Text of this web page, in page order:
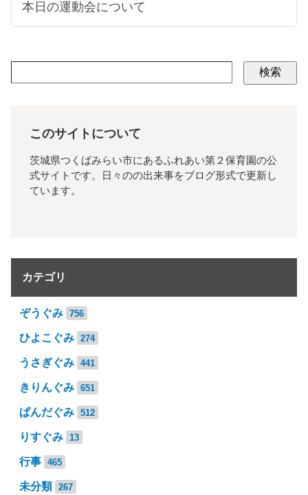
本日の運動会について
検索
このサイトについて
茨城県つくばみらい市にあるふれあい第２保育園の公
式サイトです。日々のの出来事をブログ形式で更新し
ています。
カテゴリ
ぞうぐみ 756
ひよこぐみ 274
うさぎぐみ 441
きりんぐみ 651
ぱんだぐみ 512
りすぐみ 13
行事 465
未分類 267